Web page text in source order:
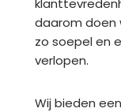
daarom doen
zo soepel en
verlopen.
Wij bieden